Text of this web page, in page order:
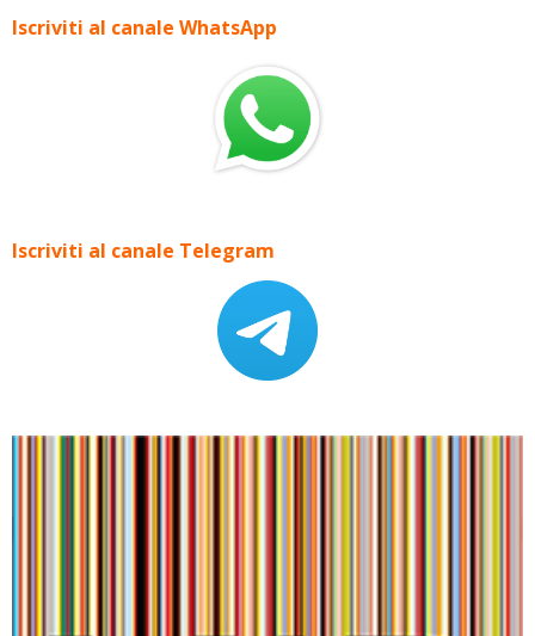
Iscriviti al canale WhatsApp
Iscriviti al canale Telegram